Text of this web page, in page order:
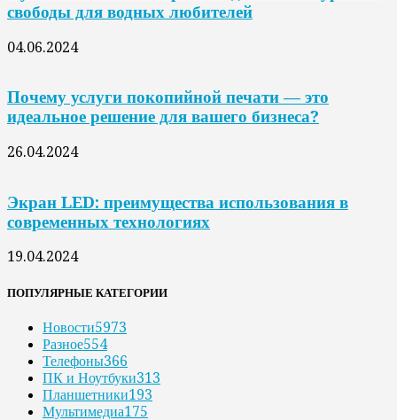
свободы для водных любителей
04.06.2024
Почему услуги покопийной печати — это
идеальное решение для вашего бизнеса?
26.04.2024
Экран LED: преимущества использования в
современных технологиях
19.04.2024
ПОПУЛЯРНЫЕ КАТЕГОРИИ
Новости5973
Разное554
Телефоны366
ПК и Ноутбуки313
Планшетники193
Мультимедиа175